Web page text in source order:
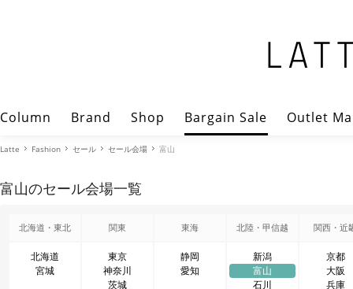
Column Brand Shop Bargain Sale Outlet
Latte Fashion セール セール会場 富山
富山のセール会場一覧
北海道・東北 関東 東海 北陸・甲信越 関西・近
北海道
宮城
東京
神奈川
茨城
静岡
愛知
新潟
富山
石川
京都
大阪
兵庫